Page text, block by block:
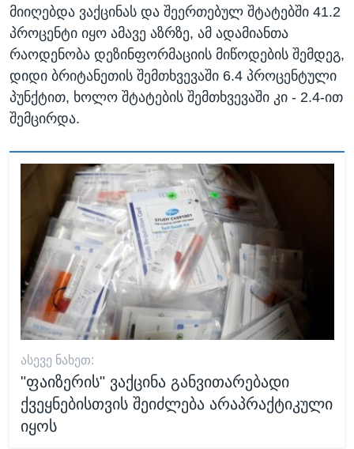
მიიღებდა ვაქცინას და შეერთებულ შტატებში 41.2
პროცენტი იყო ამავე აზრზე, ამ ადამიანთა
რაოდენობა დეზინფორმაციის მიწოდების შემდეგ,
დიდი ბრიტანეთის შემთხვევაში 6.4 პროცენტული
პუნქტით, ხოლო შტატების შემთხვევაში კი - 2.4-ით
შემცირდა.
ᲐᲡᲔᲕᲔ ᲜᲐᲮᲔᲗ:
"ფაიზერის" ვაქცინა განვითარებადი
ქვეყნებისთვის შეიძლება არაპრაქტიკული
იყოს